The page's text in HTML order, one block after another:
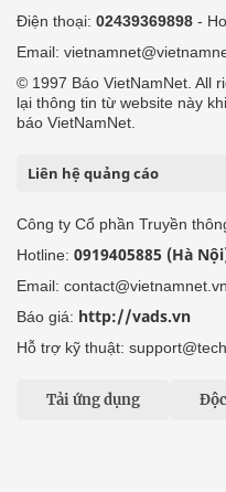
Điện thoại: 02439369898 -
Email:
© 1997 Báo VietNamNet. All
lại thông tin từ website này
báo VietNamNet.
Liên hệ quảng cáo
Công ty Cổ phần Truyền
Hotline: 0919405885 (Hà
Email: contact@vietnamnet.vn
Báo giá: http://vads.vn
Hỗ trợ kỹ thuật:
Tải ứng dụng